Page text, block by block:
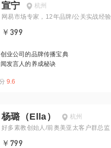
宣宁
杭州
网易市场专家，12年品牌/公关实战经验
￥399
业公司的品牌传播宝典
发言人的养成秘诀
9.6
杨璐（Ella）
杭州
好多素教创始人/前奥美亚太客户群总监
￥799